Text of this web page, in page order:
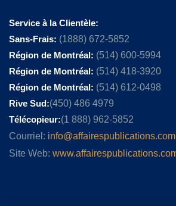
Service à la Clientèle:
Sans-Frais: (1888) 672-5852
Région de Montréal: (514) 600-5994
Région de Montréal: (514) 418-3920
Région de Montréal: (514) 612-0498
Rive Sud:(450) 486 4979
Télécopieur:(1 888) 962-5852
Courriel: info@affairespublications.com
Site Web: